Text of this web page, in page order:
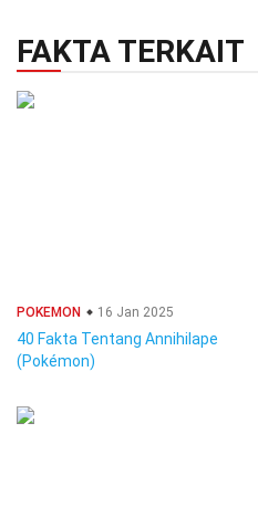
FAKTA TERKAIT
POKEMON 16 Jan 2025
40 Fakta Tentang Annihilape
(Pokémon)